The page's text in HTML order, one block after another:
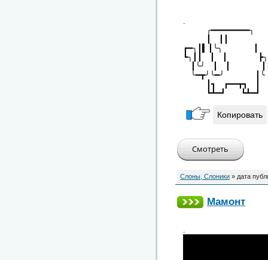
.
╭━━━━━━━━╮
┏━╮┃▍┃╰╮ ┃
┗╮┃┃ ┃ ┃ ┣╮
┃╰╯ ┃ ┃
╰━┳╯╰━╯ ┃╰
┃┓ ┏━━┳┓ ┃
┗┻━┛
Копировать
Слоны, Слоники » дата
Мамонт